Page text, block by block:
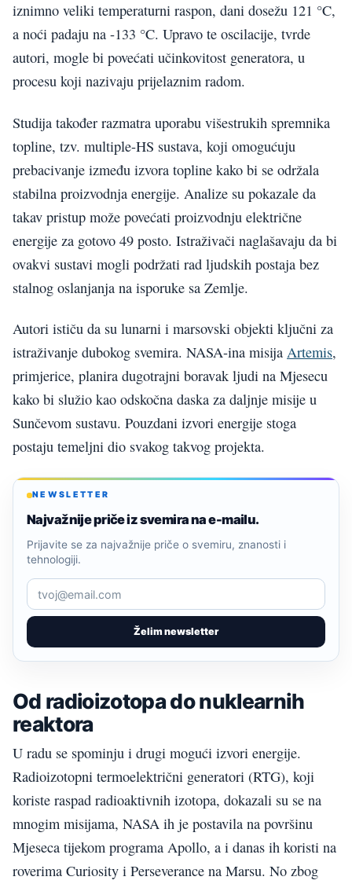
iznimno veliki temperaturni raspon, dani dosežu 121 °C,
a noći padaju na -133 °C. Upravo te oscilacije, tvrde
autori, mogle bi povećati učinkovitost generatora, u
procesu koji nazivaju prijelaznim radom.
Studija također razmatra uporabu višestrukih spremnika
topline, tzv. multiple-HS sustava, koji omogućuju
prebacivanje između izvora topline kako bi se održala
stabilna proizvodnja energije. Analize su pokazale da
takav pristup može povećati proizvodnju električne
energije za gotovo 49 posto. Istraživači naglašavaju da bi
ovakvi sustavi mogli podržati rad ljudskih postaja bez
stalnog oslanjanja na isporuke sa Zemlje.
Autori ističu da su lunarni i marsovski objekti ključni za
istraživanje dubokog svemira. NASA-ina misija Artemis,
primjerice, planira dugotrajni boravak ljudi na Mjesecu
kako bi služio kao odskočna daska za daljnje misije u
Sunčevom sustavu. Pouzdani izvori energije stoga
postaju temeljni dio svakog takvog projekta.
NEWSLETTER
Najvažnije priče iz svemira na e-mailu.
Želim newsletter
Prijavite se za najvažnije priče o svemiru, znanosti i
tehnologiji.
Od radioizotopa do nuklearnih
reaktora
U radu se spominju i drugi mogući izvori energije.
Radioizotopni termoelektrični generatori (RTG), koji
koriste raspad radioaktivnih izotopa, dokazali su se na
mnogim misijama, NASA ih je postavila na površinu
Mjeseca tijekom programa Apollo, a i danas ih koristi na
roverima Curiosity i Perseverance na Marsu. No zbog